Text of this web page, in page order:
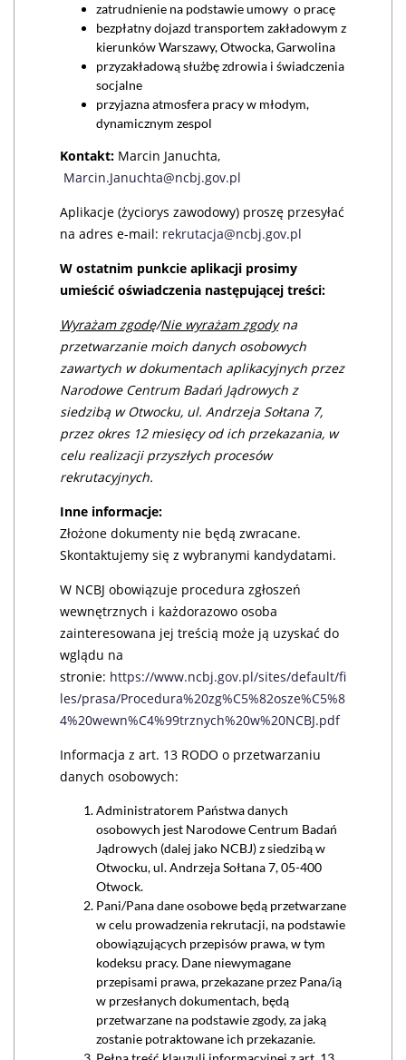
zatrudnienie na podstawie umowy o pracę
bezpłatny dojazd transportem zakładowym z
kierunków Warszawy, Otwocka, Garwolina
przyzakładową służbę zdrowia i świadczenia
socjalne
przyjazna atmosfera pracy w młodym,
dynamicznym zespol
Kontakt: Marcin Januchta,
Marcin.Januchta@ncbj.gov.pl
Aplikacje (życiorys zawodowy) proszę przesyłać
na adres e-mail: rekrutacja@ncbj.gov.pl
W ostatnim punkcie aplikacji prosimy
umieścić oświadczenia następującej treści:
Wyrażam zgodę/Nie wyrażam zgodyna
przetwarzanie moich danych osobowych
zawartych w dokumentach aplikacyjnych przez
Narodowe Centrum Badań Jądrowych z
siedzibą w Otwocku, ul. Andrzeja Sołtana 7,
przez okres 12 miesięcy od ich przekazania, w
celu realizacji przyszłych procesów
rekrutacyjnych.
Inne informacje:
Złożone dokumenty nie będą zwracane.
Skontaktujemy się z wybranymi kandydatami.
W NCBJ obowiązuje procedura zgłoszeń
wewnętrznych i każdorazowo osoba
zainteresowana jej treścią może ją uzyskać do
wglądu na
stronie: https://www.ncbj.gov.pl/sites/default/fi
les/prasa/Procedura%20zg%C5%82osze%C5%8
4%20wewn%C4%99trznych%20w%20NCBJ.pdf
Informacja z art. 13 RODO o przetwarzaniu
danych osobowych:
Administratorem Państwa danych
osobowych jest Narodowe Centrum Badań
Jądrowych (dalej jako NCBJ) z siedzibą w
Otwocku, ul. Andrzeja Sołtana 7, 05-400
Otwock.
Pani/Pana dane osobowe będą przetwarzane
w celu prowadzenia rekrutacji, na podstawie
obowiązujących przepisów prawa, w tym
kodeksu pracy. Dane niewymagane
przepisami prawa, przekazane przez Pana/ią
w przesłanych dokumentach, będą
przetwarzane na podstawie zgody, za jaką
zostanie potraktowane ich przekazanie.